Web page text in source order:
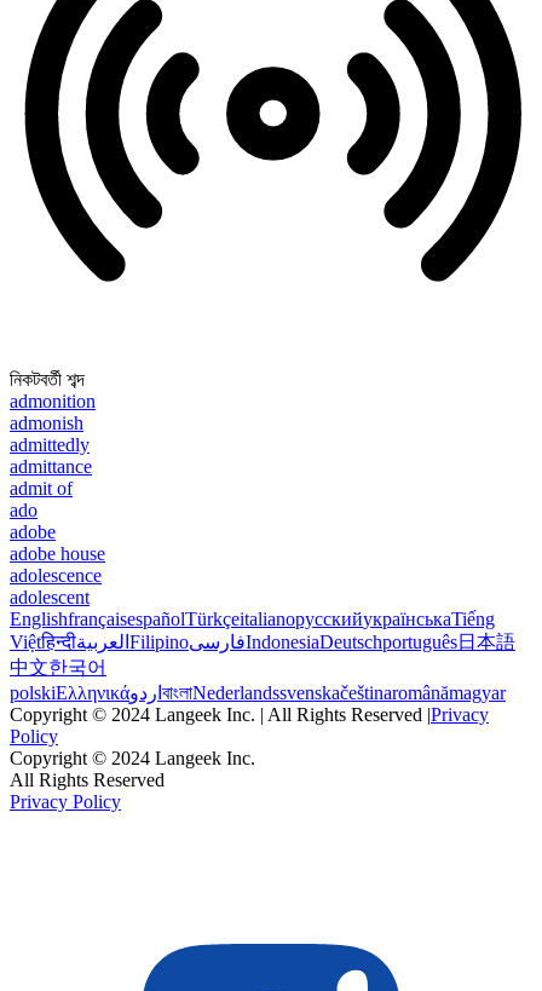
নিকটবর্তী শব্দ
admonition
admonish
admittedly
admittance
admit of
ado
adobe
adobe house
adolescence
adolescent
EnglishfrançaisespañolTürkçeitalianoрусскийукраїнськаTiếng
Việtहिन्दीالعربية FilipinoفارسیIndonesiaDeutschportuguês日本語
中文한국어
polskiΕλληνικάاردو বাংলাNederlandssvenskačeštinaromânămagyar
Copyright © 2024 Langeek Inc. | All Rights Reserved |Privacy
Policy
Copyright © 2024 Langeek Inc.
All Rights Reserved
Privacy Policy